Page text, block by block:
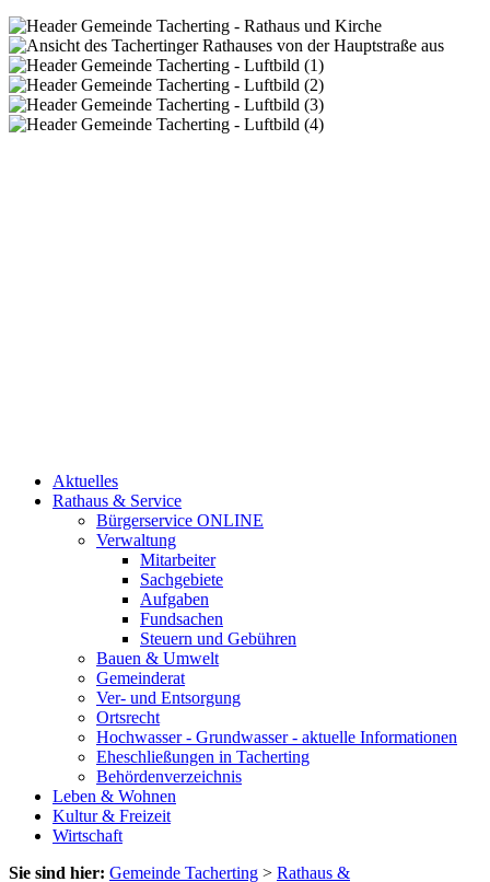
Aktuelles
Rathaus & Service
Bürgerservice ONLINE
Verwaltung
Mitarbeiter
Sachgebiete
Aufgaben
Fundsachen
Steuern und Gebühren
Bauen & Umwelt
Gemeinderat
Ver- und Entsorgung
Ortsrecht
Hochwasser - Grundwasser - aktuelle Informationen
Eheschließungen in Tacherting
Behördenverzeichnis
Leben & Wohnen
Kultur & Freizeit
Wirtschaft
Sie sind hier: Gemeinde Tacherting > Rathaus &